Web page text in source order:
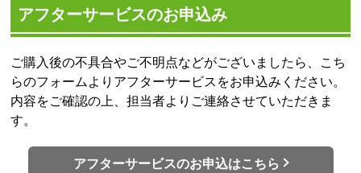
アフターサービスのお申込み
ご購入後の不具合やご不明点などがございましたら、こち
らのフォームよりアフターサービスをお申込みください。
内容をご確認の上、担当者よりご連絡させていただきま
す。
アフターサービスのお申込はこちら